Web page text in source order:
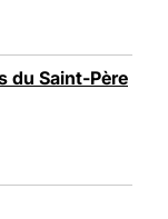
du Saint-Père